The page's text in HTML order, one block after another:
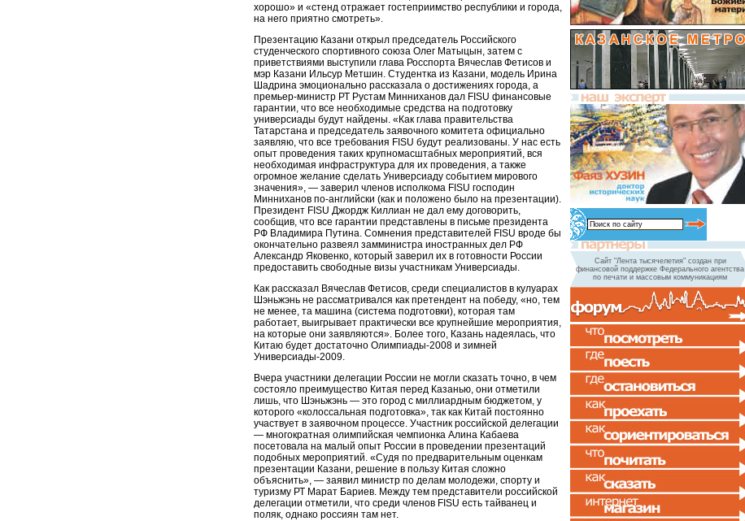
хорошо» и «стенд отражает гостеприимство республики и города,
на него приятно смотреть».
Презентацию Казани открыл председатель Российского
студенческого спортивного союза Олег Матыцын, затем с
приветствиями выступили глава Росспорта Вячеслав Фетисов и
мэр Казани Ильсур Метшин. Студентка из Казани, модель Ирина
Шадрина эмоционально рассказала о достижениях города, а
премьер-министр РТ Рустам Минниханов дал FISU финансовые
гарантии, что все необходимые средства на подготовку
универсиады будут найдены. «Как глава правительства
Татарстана и председатель заявочного комитета официально
заявляю, что все требования FISU будут реализованы. У нас есть
опыт проведения таких крупномасштабных мероприятий, вся
необходимая инфраструктура для их проведения, а также
огромное желание сделать Универсиаду событием мирового
значения», — заверил членов исполкома FISU господин
Минниханов по-английски (как и положено было на презентации).
Президент FISU Джордж Киллиан не дал ему договорить,
сообщив, что все гарантии представлены в письме президента
РФ Владимира Путина. Сомнения представителей FISU вроде бы
окончательно развеял замминистра иностранных дел РФ
Александр Яковенко, который заверил их в готовности России
предоставить свободные визы участникам Универсиады.
Как рассказал Вячеслав Фетисов, среди специалистов в кулуарах
Шэньжэнь не рассматривался как претендент на победу, «но, тем
не менее, та машина (система подготовки), которая там
работает, выигрывает практически все крупнейшие мероприятия,
на которые они заявляются». Более того, Казань надеялась, что
Китаю будет достаточно Олимпиады-2008 и зимней
Универсиады-2009.
Вчера участники делегации России не могли сказать точно, в чем
состояло преимущество Китая перед Казанью, они отметили
лишь, что Шэньжэнь — это город с миллиардным бюджетом, у
которого «колоссальная подготовка», так как Китай постоянно
участвует в заявочном процессе. Участник российской делегации
— многократная олимпийская чемпионка Алина Кабаева
посетовала на малый опыт России в проведении презентаций
подобных мероприятий. «Судя по предварительным оценкам
презентации Казани, решение в пользу Китая сложно
объяснить», — заявил министр по делам молодежи, спорту и
туризму РТ Марат Бариев. Между тем представители российской
делегации отметили, что среди членов FISU есть тайванец и
поляк, однако россиян там нет.
Сайт "Лента тысячелетия" создан при
финансовой поддержке Федерального агентства
по печати и массовым коммуникациям